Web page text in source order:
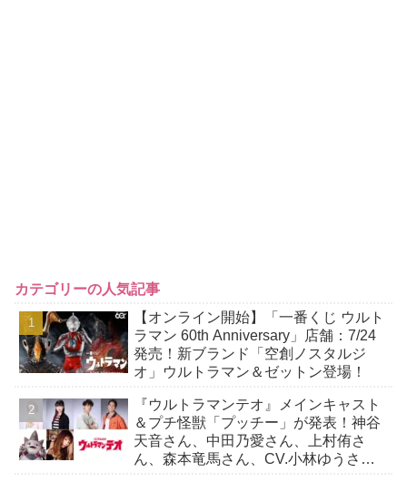
カテゴリーの人気記事
【オンライン開始】「一番くじ ウルト
ラマン 60th Anniversary」店舗：7/24
発売！新ブランド「空創ノスタルジ
オ」ウルトラマン＆ゼットン登場！
『ウルトラマンテオ』メインキャスト
＆プチ怪獣「プッチー」が発表！神谷
天音さん、中田乃愛さん、上村侑さ
ん、森本竜馬さん、CV.小林ゆうさ